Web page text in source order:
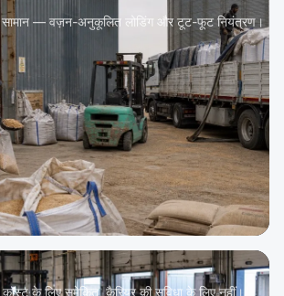
— वज़न-अनुकूलित लोडिंग और टूट-फूट नियंत्रण।
के लिए समेकित, कैरियर की सुविधा के लिए नहीं।